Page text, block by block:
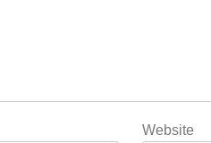
Website